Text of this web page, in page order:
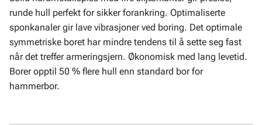
runde hull perfekt for sikker forankring. Optimaliserte
sponkanaler gir lave vibrasjoner ved boring. Det optimale
symmetriske boret har mindre tendens til å sette seg fast
når det treffer armeringsjern. Økonomisk med lang levetid.
Borer opptil 50 % flere hull enn standard bor for
hammerbor.